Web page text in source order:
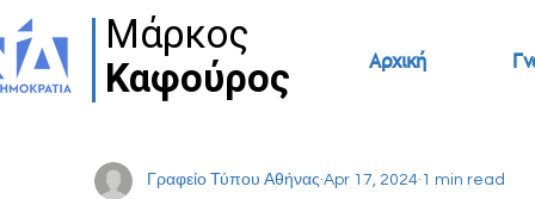
Μάρκος
Μάρκος
Καφούρος
Καφούρος Αρχική
Γραφείο Τύπου Αθήνας Apr 17, 2024 1 min read